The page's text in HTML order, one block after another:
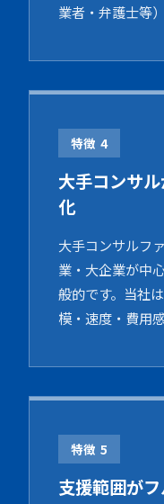
業者・弁護士等
特徴 4
大手コンサ
化
大手コンサルフ
業・大企業が中
般的です。当社
模・速度・費用
特徴 5
支援範囲が